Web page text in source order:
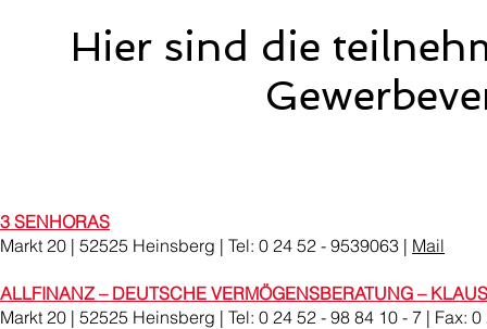
Hier sind die
3 SENHORAS
Markt 20 | 52525 Heinsberg | Tel: 0 24 52 - 9539063 | Mail
ALLFINANZ – DEUTSCHE VERMÖGENSBERATUNG –
Markt 20 | 52525 Heinsberg | Tel: 0 24 52 - 98 84 10 - 7 | Fax: